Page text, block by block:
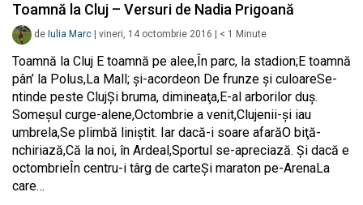
Toamnă la Cluj – Versuri de Nadia Prigoană
de Iulia Marc vineri, 14 octombrie 2016 < 1 Minute
Toamnă la Cluj E toamnă pe alee,În parc, la stadion;E toamnă
pân’ la Polus,La Mall; şi-acordeon De frunze şi culoareSe-
ntinde peste ClujŞi bruma, dimineaţa,E-al arborilor duş.
Someşul curge-alene,Octombrie a venit,Clujenii-şi iau
umbrela,Se plimbă liniştit. Iar dacă-i soare afarăO biţă-
nchiriază,Că la noi, în Ardeal,Sportul se-apreciază. Şi dacă e
octombrieÎn centru-i târg de carteŞi maraton pe-ArenaLa
care…